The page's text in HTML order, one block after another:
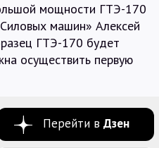
мощности ГТЭ-170
машин» Алексей
ГТЭ-170 будет
осуществить первую
Перейти в Дзен